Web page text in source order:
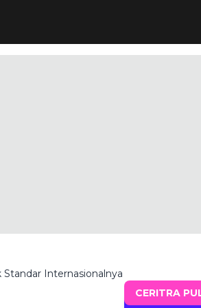
Standar Internasionalnya
CERITRA